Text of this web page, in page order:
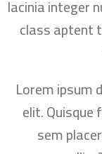
lacinia integer
class aptent
Lorem ipsum
elit. Quisque
sem